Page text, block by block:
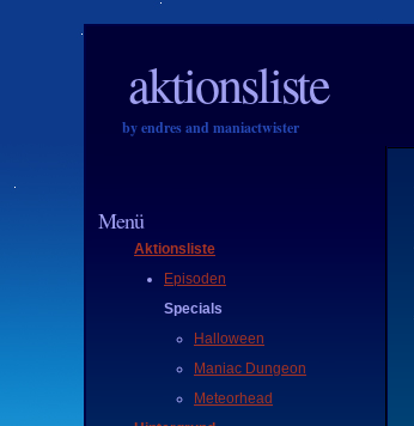
aktionsliste
by endres and maniactwister
Menü
Aktionsliste
Episoden
Specials
Halloween
Maniac Dungeon
Meteorhead